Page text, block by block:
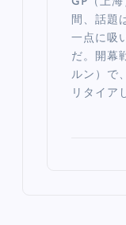
間、話題
一点に吸
だ。開幕
ルン）で
リタイア